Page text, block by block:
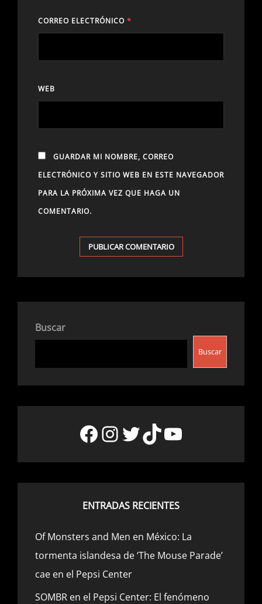
CORREO ELECTRÓNICO *
WEB
GUARDAR MI NOMBRE, CORREO
ELECTRÓNICO Y SITIO WEB EN ESTE NAVEGADOR
PARA LA PRÓXIMA VEZ QUE HAGA UN
COMENTARIO.
Buscar
Buscar
Facebook
Instagram
Twitter
TikTok
YouTube
ENTRADAS RECIENTES
Of Monsters and Men en México: La
tormenta islandesa de ‘The Mouse Parade’
cae en el Pepsi Center
SOMBR en el Pepsi Center: El fenómeno